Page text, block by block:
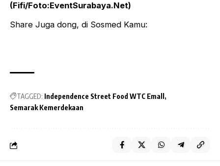
(Fifi/Foto:EventSurabaya.Net)
Share Juga dong, di Sosmed Kamu:
TAGGED: Independence Street Food WTC Emall
Semarak Kemerdekaan